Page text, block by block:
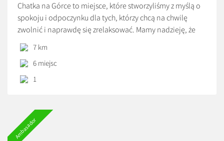
Chatka na Górce to miejsce, które stworzyliśmy z myślą o
spokoju i odpoczynku dla tych, którzy chcą na chwilę
zwolnić i naprawdę się zrelaksować. Mamy nadzieję, że
poczujecie się tu jak u siebie – a może nawet lepiej. 😊
Czekamy na Was. Do zobaczenia w Chatce na Górce!
Zapraszamy do urokliwej, drewnianej Chatki na górce w
okolicy Bałtowa – piętrowego domku, idealnego na
7 km
6 miejsc
1
Ambasador